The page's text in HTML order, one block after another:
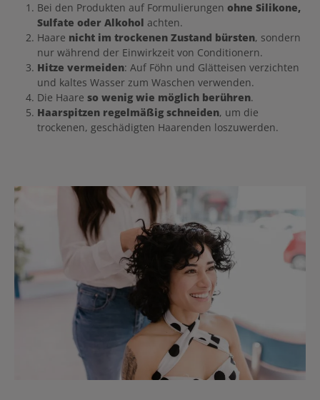
Bei den Produkten auf Formulierungen ohne Silikone,
Sulfate oder Alkohol achten.
Haare nicht im trockenen Zustand bürsten, sondern
nur während der Einwirkzeit von Conditionern.
Hitze vermeiden: Auf Föhn und Glätteisen verzichten
und kaltes Wasser zum Waschen verwenden.
Die Haare so wenig wie möglich berühren.
Haarspitzen regelmäßig schneiden, um die
trockenen, geschädigten Haarenden loszuwerden.